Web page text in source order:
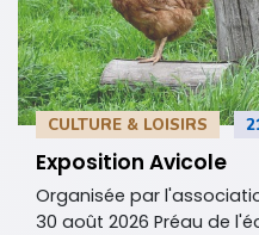
CULTURE & LOISIRS
Exposition Avicole
Organisée par
30 août 2026 Préau de